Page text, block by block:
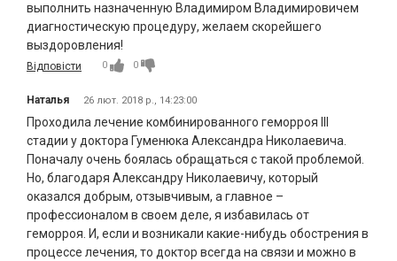
выполнить назначенную Владимиром Владимировичем
диагностическую процедуру, желаем скорейшего
выздоровления!
Відповісти 0 0
Наталья 26 лют. 2018 р., 14:23:00
Проходила лечение комбинированного геморроя III
стадии у доктора Гуменюка Александра Николаевича.
Поначалу очень боялась обращаться с такой проблемой.
Но, благодаря Александру Николаевичу, который
оказался добрым, отзывчивым, а главное –
профессионалом в своем деле, я избавилась от
геморроя. И, если и возникали какие-нибудь обострения в
процессе лечения, то доктор всегда на связи и можно в